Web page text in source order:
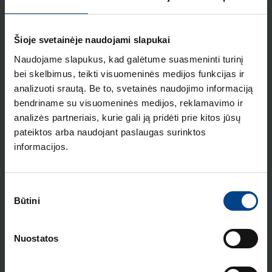
Šioje svetainėje naudojami slapukai
Naudojame slapukus, kad galėtume suasmeninti turinį
bei skelbimus, teikti visuomeninės medijos funkcijas ir
analizuoti srautą. Be to, svetainės naudojimo informaciją
bendriname su visuomeninės medijos, reklamavimo ir
analizės partneriais, kurie gali ją pridėti prie kitos jūsų
pateiktos arba naudojant paslaugas surinktos
informacijos.
pasirinkimas
Būtini
Nuostatos
Gnybtų uždengimas, skirtas x250, 4
pol., ilgas
Produkto kodas: HYB022H
Gnybtai vario/aliuminio kabeliui
prijungti, x250, 4 pol.
Produkto kodas: HYB002H
250A, reguliuojamas, In=0.03-6A